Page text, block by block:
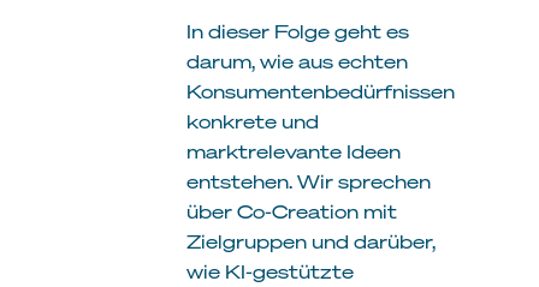
In dieser Folge geht es
darum, wie aus echten
Konsumentenbedürfnissen
konkrete und
marktrelevante Ideen
entstehen. Wir sprechen
über Co-Creation mit
Zielgruppen und darüber,
wie KI-gestützte